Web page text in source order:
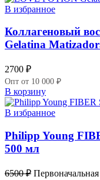
В избранное
Коллагеновый
Gelatina
2700 ₽
Опт от 10 000 ₽
В корзину
В избранное
Philipp Young
500 мл
6500₽